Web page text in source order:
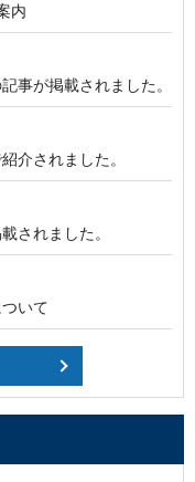
内
事が掲載されました。
介されました。
されました。
いて